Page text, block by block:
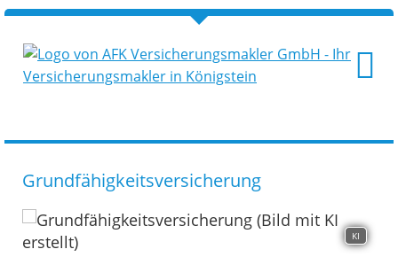
Grundfähigkeitsversicherung
KI